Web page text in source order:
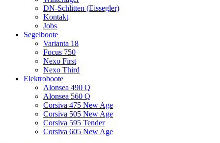
DN-Schlitten (Eissegler)
Kontakt
Jobs
Segelboote
Varianta 18
Focus 750
Nexo First
Nexo Third
Elektroboote
Alonsea 490 Q
Alonsea 560 Q
Corsiva 475 New Age
Corsiva 505 New Age
Corsiva 595 Tender
Corsiva 605 New Age